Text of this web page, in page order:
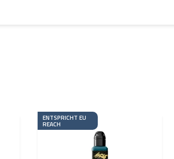
ENTSPRICHT EU
REACH